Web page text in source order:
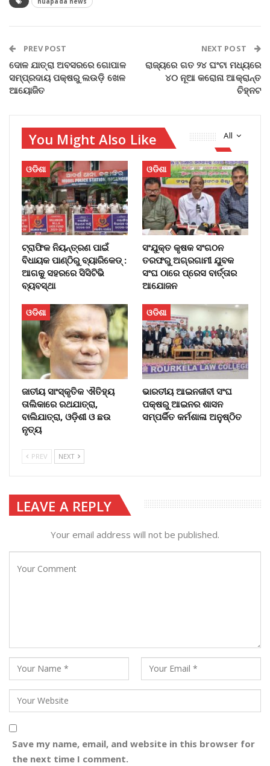
PREV POST
ଦୋଳ ଯାତ୍ରା ଅବସରରେ ଗୋପାଳ
ସମ୍ପ୍ରଦାୟ ପକ୍ଷରୁ ଲଉଡ଼ି ଖେଳ
ଆୟୋଜିତ
NEXT POST
ରାଜ୍ୟରେ ଗତ ୨୪ ଘଂଟା ମଧ୍ୟରେ
୪୦ ନୂଆ କରୋନା ଆକ୍ରାନ୍ତ
ଚିହ୍ନଟ
All
You Might Also Like
ଓଡିଶା
ଟ୍ରାଫିକ ନିୟନ୍ତ୍ରଣ ପାଇଁ
ବିଧାୟକ ପାଣ୍ଠିରୁ ବ୍ୟାରିକେଡ୍‌ :
ଆଗକୁ ସହରରେ ସିସିଟିଭି
ବ୍ୟବସ୍ଥା
ଓଡିଶା
ସଂଯୁକ୍ତ କୃଷକ ସଂଗଠନ
ତରଫରୁ ଅଗ୍ରଗାମୀ ଯୁବକ
ସଂଘ ଠାରେ ପ୍ରେସ ବାର୍ତ୍ତାର
ଆଯୋଜନ
ଓଡିଶା
ଜାତୀୟ ସାଂସ୍କୃତିକ ଐତିହ୍ୟ
ତାଲିକାରେ ରଥଯାତ୍ରା,
ବାଲିଯାତ୍ରା, ଓଡ଼ିଶୀ ଓ ଛଉ
ନୃତ୍ୟ
ଓଡିଶା
ଭାରତୀୟ ଆଇନଜୀବୀ ସଂଘ
ପକ୍ଷରୁ ଆଇନର ଶାସନ
ସମ୍ପର୍କିତ କର୍ମଶାଳା ଅନୁଷ୍ଠିତ
PREV NEXT
LEAVE A REPLY
Your email address will not be published.
Save my name, email, and website in this browser for
the next time I comment.